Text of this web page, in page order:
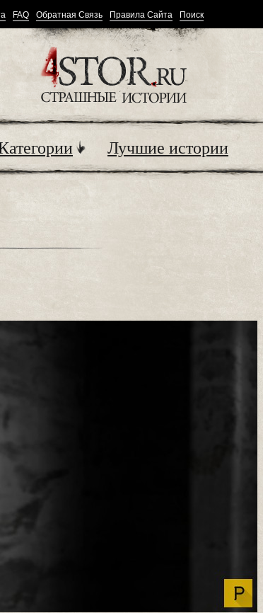
FAQ Обратная Связь Правила Сайта Поиск
Лучшие истории